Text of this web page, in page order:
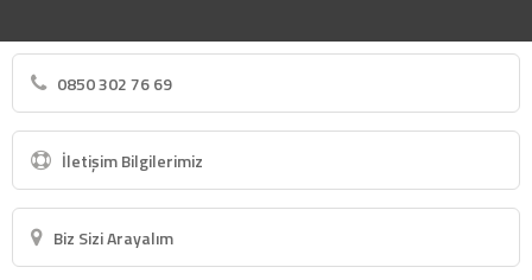
0850 302 76 69
İletişim Bilgilerimiz
Biz Sizi Arayalım